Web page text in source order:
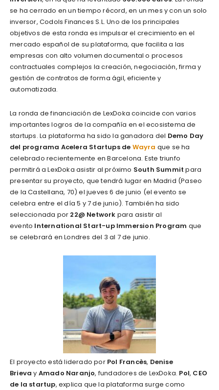
se ha cerrado en un tiempo récord, en un mes y con un solo
inversor, Codols Finances S.L. Uno de los principales
objetivos de esta ronda es impulsar el crecimiento en el
mercado español de su plataforma, que facilita a las
empresas con alto volumen documental o procesos
contractuales complejos la creación, negociación, firma y
gestión de contratos de forma ágil, eficiente y
automatizada.
La ronda de financiación de LexDoka coincide con varios
importantes logros de la compañía en el ecosistema de
startups. La plataforma ha sido la ganadora del Demo Day
del programa Acelera Startups de Wayra que se ha
celebrado recientemente en Barcelona. Este triunfo
permitirá a LexDoka asistir al próximo South Summit para
presentar su proyecto, que tendrá lugar en Madrid (Paseo
de la Castellana, 70) el jueves 6 de junio (el evento se
celebra entre el día 5 y 7 de junio). También ha sido
seleccionada por 22@ Network para asistir al
evento International Start-up Immersion Program que
se celebrará en Londres del 3 al 7 de junio.
El proyecto está liderado por Pol Francès, Denise
Brieva y Amado Naranjo, fundadores de LexDoka. Pol, CEO
de la startup, explica que la plataforma surge como